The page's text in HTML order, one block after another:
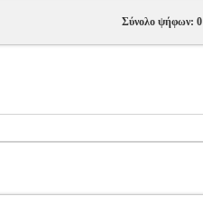
Σύνολο ψήφων: 0